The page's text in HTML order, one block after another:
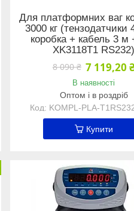
Для платформних ваг
3000 кг (тензодатчики
коробка + кабель 3 м
XK3118Т1 RS232)
8 090 ₴ 7 119,20
В наявності
Оптом і в роздріб
KOMPL-PLA-
Купити